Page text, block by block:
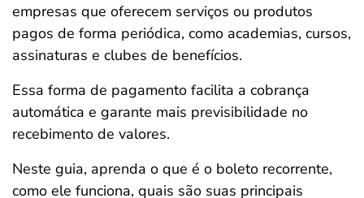
empresas que oferecem serviços ou produtos
pagos de forma periódica, como academias, cursos,
assinaturas e clubes de benefícios.
Essa forma de pagamento facilita a cobrança
automática e garante mais previsibilidade no
recebimento de valores.
Neste guia, aprenda o que é o boleto recorrente,
como ele funciona, quais são suas principais